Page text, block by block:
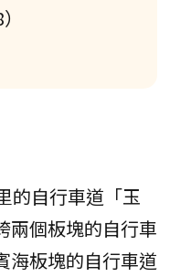
的自行車道「玉
兩個板塊的自行車
海板塊的自行車道